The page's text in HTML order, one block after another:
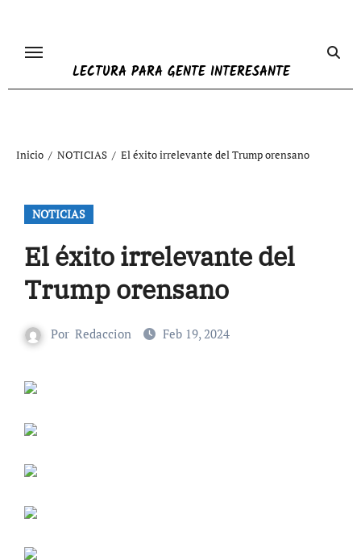
contenido
LECTURA PARA GENTE INTERESANTE
Inicio NOTICIAS El éxito irrelevante del Trump orensano
NOTICIAS
El éxito irrelevante del
Trump orensano
Por Redaccion Feb 19, 2024